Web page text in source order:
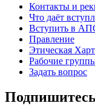
Контакты и
Что даёт
Вступить в
Правление
Этическая
Рабочие
Задать вопрос